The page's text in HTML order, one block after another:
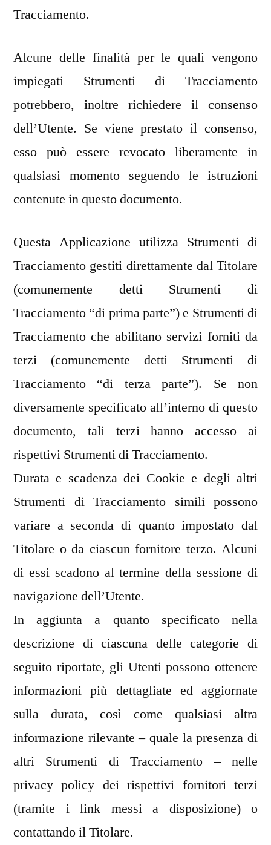
Tracciamento.
Alcune delle finalità per le quali vengono
impiegati Strumenti di Tracciamento
potrebbero, inoltre richiedere il consenso
dell’Utente. Se viene prestato il consenso,
esso può essere revocato liberamente in
qualsiasi momento seguendo le istruzioni
contenute in questo documento.
Questa Applicazione utilizza Strumenti di
Tracciamento gestiti direttamente dal Titolare
(comunemente detti Strumenti di
Tracciamento “di prima parte”) e Strumenti di
Tracciamento che abilitano servizi forniti da
terzi (comunemente detti Strumenti di
Tracciamento “di terza parte”). Se non
diversamente specificato all’interno di questo
documento, tali terzi hanno accesso ai
rispettivi Strumenti di Tracciamento.
Durata e scadenza dei Cookie e degli altri
Strumenti di Tracciamento simili possono
variare a seconda di quanto impostato dal
Titolare o da ciascun fornitore terzo. Alcuni
di essi scadono al termine della sessione di
navigazione dell’Utente.
In aggiunta a quanto specificato nella
descrizione di ciascuna delle categorie di
seguito riportate, gli Utenti possono ottenere
informazioni più dettagliate ed aggiornate
sulla durata, così come qualsiasi altra
informazione rilevante – quale la presenza di
altri Strumenti di Tracciamento – nelle
privacy policy dei rispettivi fornitori terzi
(tramite i link messi a disposizione) o
contattando il Titolare.